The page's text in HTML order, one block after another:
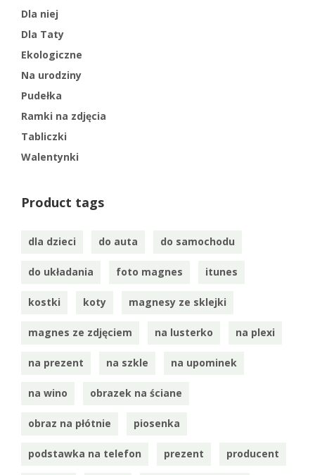
Dla niej
Dla Taty
Ekologiczne
Na urodziny
Pudełka
Ramki na zdjęcia
Tabliczki
Walentynki
Product tags
dla dzieci do auta do samochodu
do układania foto magnes itunes
kostki koty magnesy ze sklejki
magnes ze zdjęciem na lusterko na plexi
na prezent na szkle na upominek
na wino obrazek na ściane
obraz na płótnie piosenka
podstawka na telefon prezent producent